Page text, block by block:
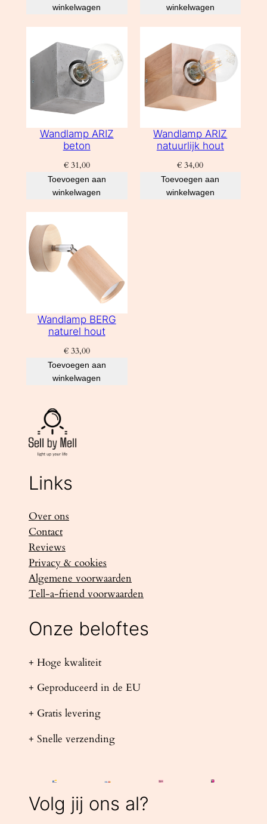
winkelwagen
winkelwagen
Wandlamp ARIZ
beton
€31,00
Toevoegen aan
winkelwagen
Wandlamp ARIZ
natuurlijk hout
€ 34,00
Toevoegen aan
winkelwagen
Wandlamp BERG
naturel hout
€33,00
Toevoegen aan
winkelwagen
Links
Over ons
Contact
Reviews
Privacy & cookies
Algemene voorwaarden
Tell-a-friend voorwaarden
Onze beloftes
+ Hoge kwaliteit
+ Geproduceerd in de EU
+ Gratis levering
+ Snelle verzending
Volg jij ons al?